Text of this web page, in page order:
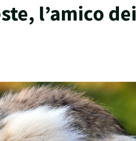
l’amico dei